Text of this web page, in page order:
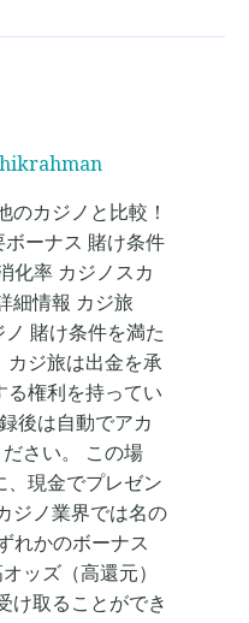
カジノと比較！
ーナス 賭け条件
化率 カジノスカ
細情報 カジ旅
賭け条件を満た
ジ旅は出金を承
権利を持ってい
後は自動でアカ
さい。 この場
現金でプレゼン
ジノ業界では名の
れかのボーナス
ッズ（高還元）
け取ることができ